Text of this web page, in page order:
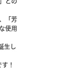
「芳
使用
生し
！